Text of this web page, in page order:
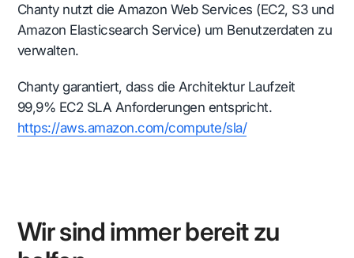
Chanty nutzt die Amazon Web Services (EC2, S3 und
Amazon Elasticsearch Service) um Benutzerdaten zu
verwalten.
Chanty garantiert, dass die Architektur Laufzeit
99,9% EC2 SLA Anforderungen entspricht.
https://aws.amazon.com/compute/sla/
Wir sind immer bereit zu